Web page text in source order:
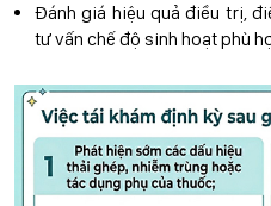
Đánh giá hiệu quả điều trị,
tư vấn chế độ sinh hoạt phù